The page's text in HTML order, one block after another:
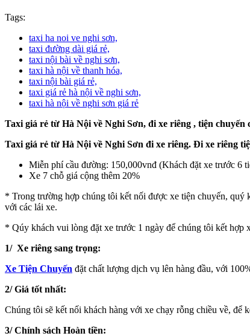
Tags:
taxi ha noi ve nghi sơn,
taxi đường dài giá rẻ,
taxi nội bài về nghi sơn,
taxi hà nội về thanh hóa,
taxi nội bài giá rẻ,
taxi giá rẻ hà nội về nghi sơn,
taxi hà nội về nghi sơn giá rẻ
Taxi giá rẻ từ Hà Nội về Nghi Sơn, đi xe riêng , tiện chuyến
Taxi giá rẻ từ Hà Nội về Nghi Sơn đi xe riêng. Đi xe riêng
Miễn phí cầu đường: 150,000vnđ (Khách đặt xe trước 6
Xe 7 chỗ giá cộng thêm 20%
* Trong trường hợp chúng tôi kết nối được xe tiện chuyến, quý
với các lái xe.
* Qúy khách vui lòng đặt xe trước 1 ngày để chúng tôi kết hợp
1/ Xe riêng sang trọng:
Xe Tiện Chuyến đặt chất lượng dịch vụ lên hàng đầu, với
2/ Giá tốt nhất:
Chúng tôi sẽ kết nối khách hàng với xe chạy rỗng chiều về,
3/ Chính sách Hoàn tiền: